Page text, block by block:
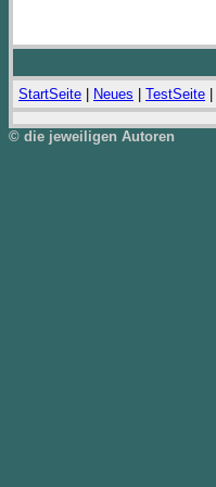
StartSeite Neues TestSeite
© die jeweiligen Autoren